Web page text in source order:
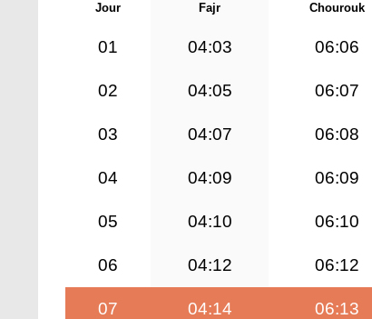
Jour Fajr Chourouk
01 04:03 06:06
02 04:05 06:07
03 04:07 06:08
04 04:09 06:09
05 04:10 06:10
06 04:12 06:12
07 04:14 06:13